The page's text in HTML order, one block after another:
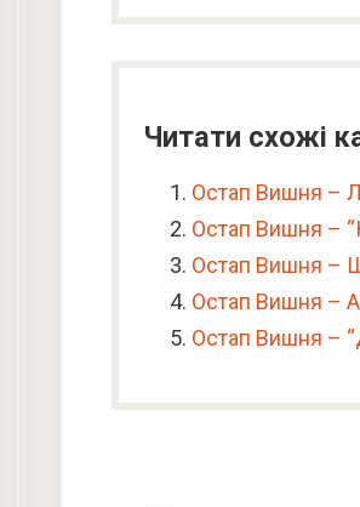
Читати схожі
Остап Вишня –
Остап Вишня –
Остап Вишня –
Остап Вишня –
Остап Вишня –